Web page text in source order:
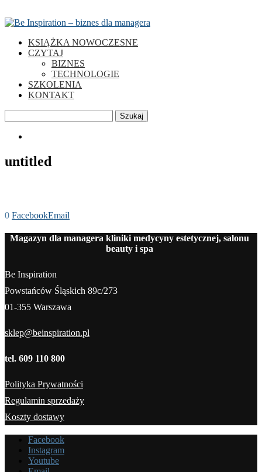
KSIĄŻKA NOWOCZESNE
CZYTAJ
BIZNES
TECHNOLOGIE
SZKOLENIA
KONTAKT
Szukaj
untitled
0 FacebookEmail
Magazyn dla managera kliniki medycyny estetycznej, salonu
beauty i spa
Be Inspiration
Powstańców Śląskich 89c/273
01-355 Warszawa
sklep@beinspiration.pl
tel. 609 110 800
Polityka Prywatności
Regulamin sprzedaży
Koszty dostawy
Facebook
Instagram
Youtube